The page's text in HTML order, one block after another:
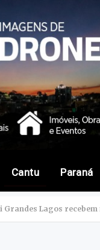
Cantu Paraná
Grandes Lagos